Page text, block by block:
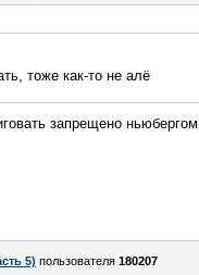
тоже как-то не алё
запрещено
5) пользователя 180207